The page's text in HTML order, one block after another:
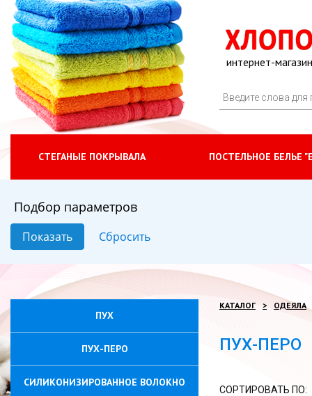
интернет-
СТЕГАНЫЕ ПОКРЫВАЛА ПОСТЕЛЬНОЕ БЕЛЬЕ
Подбор параметров
ПУХ
ПУХ-ПЕРО
СИЛИКОНИЗИРОВАННОЕ ВОЛОКНО
КАТАЛОГ ОДЕЯЛА
ПУХ-ПЕРО
СОРТИРОВАТЬ ПО: